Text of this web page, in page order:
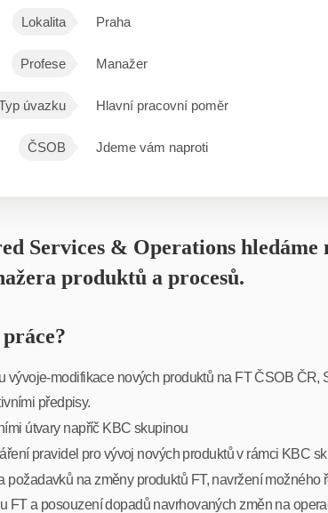
Lokalita Praha
Profese Manažer
úvazku Hlavní pracovní poměr
ČSOB Jdeme vám naproti
Services & Operations hledáme
produktů a procesů.
práce?
vývoje-modifikace nových produktů na FT ČSOB ČR,
předpisy.
útvary napříč KBC skupinou
pravidel pro vývoj nových produktů v rámci KBC
požadavků na změny produktů FT, navržení
FT a posouzení dopadů navrhovaných změn na